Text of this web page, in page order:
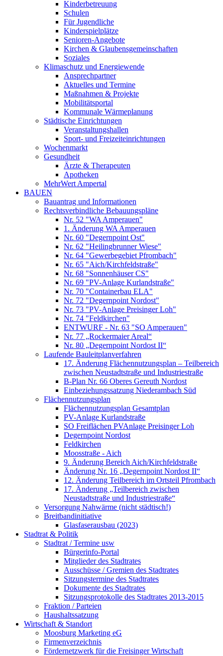
Kinderbetreuung
Schulen
Für Jugendliche
Kinderspielplätze
Senioren-Angebote
Kirchen & Glaubensgemeinschaften
Soziales
Klimaschutz und Energiewende
Ansprechpartner
Aktuelles und Termine
Maßnahmen & Projekte
Mobilitätsportal
Kommunale Wärmeplanung
Städtische Einrichtungen
Veranstaltungshallen
Sport- und Freizeiteinrichtungen
Wochenmarkt
Gesundheit
Ärzte & Therapeuten
Apotheken
MehrWert Ampertal
BAUEN
Bauantrag und Informationen
Rechtsverbindliche Bebauungspläne
Nr. 52 "WA Amperauen"
1. Änderung WA Amperauen
Nr. 60 "Degernpoint Ost"
Nr. 62 "Heilingbrunner Wiese"
Nr. 64 "Gewerbegebiet Pfrombach"
Nr. 65 "Aich/Kirchfeldstraße"
Nr. 68 "Sonnenhäuser CS"
Nr. 69 "PV-Anlage Kurlandstraße"
Nr. 70 "Containerbau ELA"
Nr. 72 "Degernpoint Nordost"
Nr. 73 "PV-Anlage Preisinger Loh"
Nr. 74 "Feldkirchen"
ENTWURF - Nr. 63 "SO Amperauen"
Nr. 77 „Rockermaier Areal“
Nr. 80 „Degernpoint Nordost II“
Laufende Bauleitplanverfahren
17. Änderung Flächennutzungsplan – Teilbereich
zwischen Neustadtstraße und Industriestraße
B-Plan Nr. 66 Oberes Gereuth Nordost
Einbeziehungssatzung Niederambach Süd
Flächennutzungsplan
Flächennutzungsplan Gesamtplan
PV-Anlage Kurlandstraße
SO Freiflächen PV­Anlage Preisinger Loh
Degernpoint Nordost
Feldkirchen
Moosstraße - Aich
9. Änderung Bereich Aich/Kirchfeldstraße
Änderung Nr. 16 „Degernpoint Nordost II“
12. Änderung Teilbereich im Ortsteil Pfrombach
17. Änderung „Teilbereich zwischen
Neustadtstraße und Industriestraße“
Versorgung Nahwärme (nicht städtisch!)
Breitbandinitiative
Glasfaserausbau (2023)
Stadtrat & Politik
Stadtrat / Termine usw
Bürgerinfo-Portal
Mitglieder des Stadtrates
Ausschüsse / Gremien des Stadtrates
Sitzungstermine des Stadtrates
Dokumente des Stadtrates
Sitzungsprotokolle des Stadtrates 2013-2015
Fraktion / Parteien
Haushaltssatzung
Wirtschaft & Standort
Moosburg Marketing eG
Firmenverzeichnis
Fördernetzwerk für die Freisinger Wirtschaft